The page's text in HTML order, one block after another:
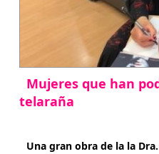
Mujeres que han
telaraña
Una gran obra de la la